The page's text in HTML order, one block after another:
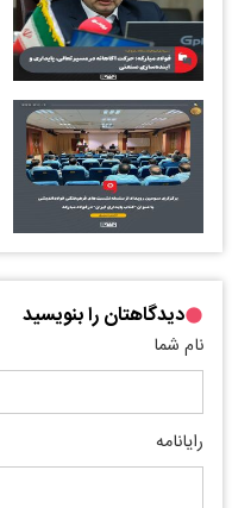
دیدگاهتان را بنویسید
نام شما
رایانامه